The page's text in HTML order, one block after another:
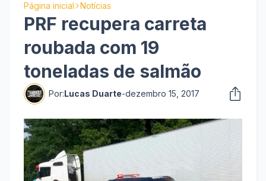
Página inicial Notícias
PRF recupera carreta
roubada com 19
toneladas de salmão
Por:Lucas Duarte-dezembro 15, 2017